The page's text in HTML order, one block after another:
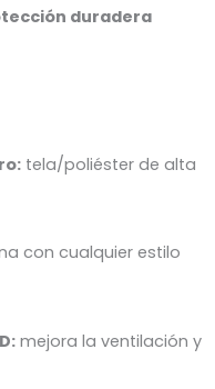
duradera
tela/poliéster de alta
con cualquier estilo
mejora la ventilación y